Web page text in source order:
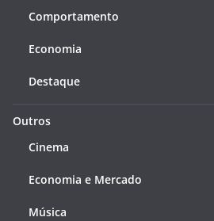
Comportamento
Economia
Destaque
Outros
Cinema
Economia e Mercado
Música